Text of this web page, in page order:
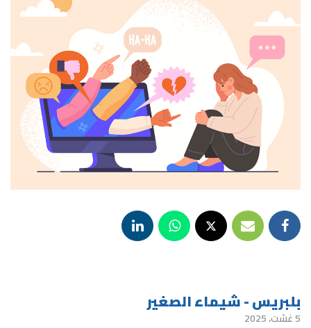
بلبريس - شيماء الصغير
5 غشت، 2025